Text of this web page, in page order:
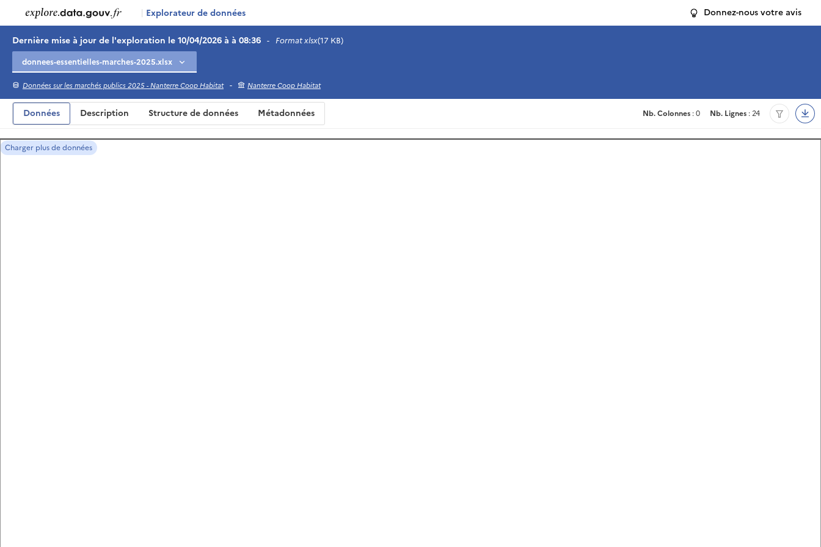
| Explorateur de données Donnez-nous votre avis
Dernière mise à jour de l'exploration le 10/04/2026 à à 08:36 - Format xlsx(17 KB)
Données sur les marchés publics 2025 - Nanterre Coop Habitat - Nanterre Coop Habitat
Nb. Colonnes : 0 Nb. Lignes : 24
Données Description Structure de données Métadonnées
Charger plus de données